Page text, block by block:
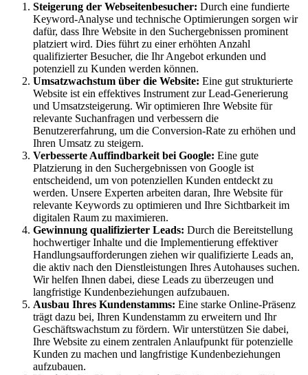
Steigerung der Webseitenbesucher: Durch eine fundierte
Keyword-Analyse und technische Optimierungen sorgen wir
dafür, dass Ihre Website in den Suchergebnissen prominent
platziert wird. Dies führt zu einer erhöhten Anzahl
qualifizierter Besucher, die Ihr Angebot erkunden und
potenziell zu Kunden werden können.
Umsatzwachstum über die Website: Eine gut strukturierte
Website ist ein effektives Instrument zur Lead-Generierung
und Umsatzsteigerung. Wir optimieren Ihre Website für
relevante Suchanfragen und verbessern die
Benutzererfahrung, um die Conversion-Rate zu erhöhen und
Ihren Umsatz zu steigern.
Verbesserte Auffindbarkeit bei Google: Eine gute
Platzierung in den Suchergebnissen von Google ist
entscheidend, um von potenziellen Kunden entdeckt zu
werden. Unsere Experten arbeiten daran, Ihre Website für
relevante Keywords zu optimieren und Ihre Sichtbarkeit im
digitalen Raum zu maximieren.
Gewinnung qualifizierter Leads: Durch die Bereitstellung
hochwertiger Inhalte und die Implementierung effektiver
Handlungsaufforderungen ziehen wir qualifizierte Leads an,
die aktiv nach den Dienstleistungen Ihres Autohauses suchen.
Wir helfen Ihnen dabei, diese Leads zu überzeugen und
langfristige Kundenbeziehungen aufzubauen.
Ausbau Ihres Kundenstamms: Eine starke Online-Präsenz
trägt dazu bei, Ihren Kundenstamm zu erweitern und Ihr
Geschäftswachstum zu fördern. Wir unterstützen Sie dabei,
Ihre Website zu einem zentralen Anlaufpunkt für potenzielle
Kunden zu machen und langfristige Kundenbeziehungen
aufzubauen.